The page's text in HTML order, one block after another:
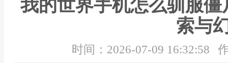
我的世界手机怎么驯服
索与
时间：2026-07-09 16:32:58